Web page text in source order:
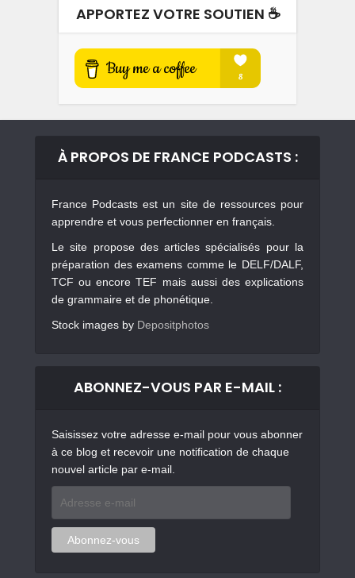
APPORTEZ VOTRE SOUTIEN ☕️
À PROPOS DE FRANCE PODCASTS :
France Podcasts est un site de ressources pour
apprendre et vous perfectionner en français.
Le site propose des articles spécialisés pour la
préparation des examens comme le DELF/DALF,
TCF ou encore TEF mais aussi des explications
de grammaire et de phonétique.
Stock images by Depositphotos
ABONNEZ-VOUS PAR E-MAIL :
Saisissez votre adresse e-mail pour vous abonner
à ce blog et recevoir une notification de chaque
nouvel article par e-mail.
mail
Abonnez-vous